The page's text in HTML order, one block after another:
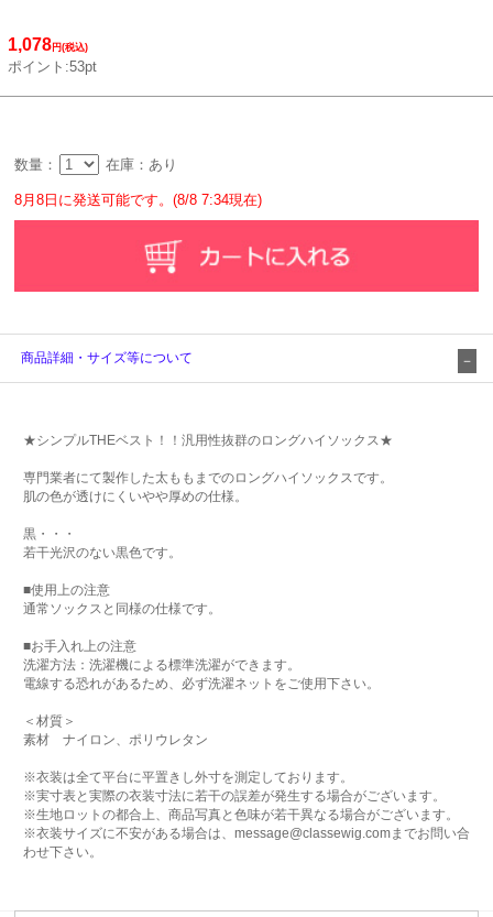
1,078円(税込)
ポイント:53pt
数量： 在庫：あり
8月8日に発送可能です。(8/8 7:34現在)
商品詳細・サイズ等について
★シンプルTHEベスト！！汎用性抜群のロングハイソックス★
専門業者にて製作した太ももまでのロングハイソックスです。
肌の色が透けにくいやや厚めの仕様。
黒・・・
若干光沢のない黒色です。
■使用上の注意
通常ソックスと同様の仕様です。
■お手入れ上の注意
洗濯方法：洗濯機による標準洗濯ができます。
電線する恐れがあるため、必ず洗濯ネットをご使用下さい。
＜材質＞
素材 ナイロン、ポリウレタン
※衣装は全て平台に平置きし外寸を測定しております。
※実寸表と実際の衣装寸法に若干の誤差が発生する場合がございます。
※生地ロットの都合上、商品写真と色味が若干異なる場合がございます。
※衣装サイズに不安がある場合は、message@classewig.comまでお問い合
わせ下さい。